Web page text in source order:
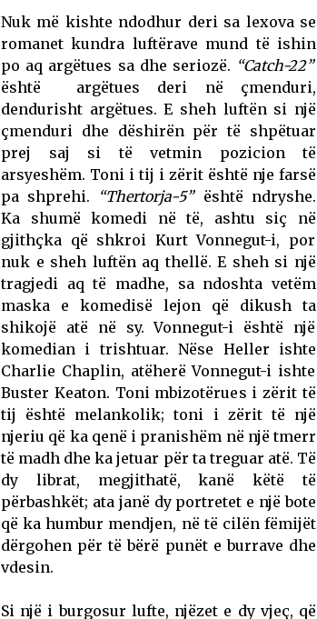
Nuk më kishte ndodhur deri sa lexova se
romanet kundra luftërave mund të ishin
po aq argëtues sa dhe seriozë. “Catch-22”
është argëtues deri në çmenduri,
dendurisht argëtues. E sheh luftën si një
çmenduri dhe dëshirën për të shpëtuar
prej saj si të vetmin pozicion të
arsyeshëm. Toni i tij i zërit është nje farsë
pa shprehi.
“Thertorja-5”është ndryshe.
Ka shumë komedi në të, ashtu siç në
gjithçka që shkroi Kurt Vonnegut-i, por
nuk e sheh luftën aq thellë. E sheh si një
tragjedi aq të madhe, sa ndoshta vetëm
maska e komedisë lejon që dikush ta
shikojë atë në sy. Vonnegut-i është një
komedian i trishtuar. Nëse Heller ishte
Charlie Chaplin, atëherë Vonnegut-i ishte
Buster Keaton. Toni mbizotërues i zërit të
tij është melankolik; toni i zërit të një
njeriu që ka qenë i pranishëm në një tmerr
të madh dhe ka jetuar për ta treguar atë. Të
dy librat, megjithatë, kanë këtë të
përbashkët; ata janë dy portretet e një bote
që ka humbur mendjen, në të cilën fëmijët
dërgohen për të bërë punët e burrave dhe
vdesin.
Si një i burgosur lufte, njëzet e dy vjeç, që